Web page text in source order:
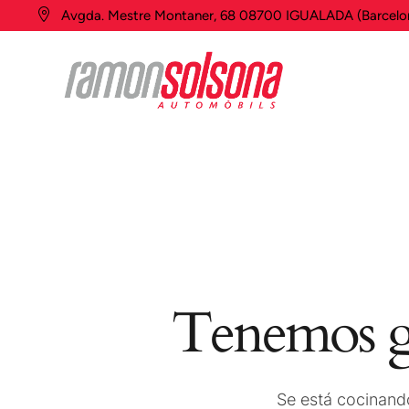
Avgda. Mestre Montaner, 68 08700 IGUALADA
Tenemos
Se está